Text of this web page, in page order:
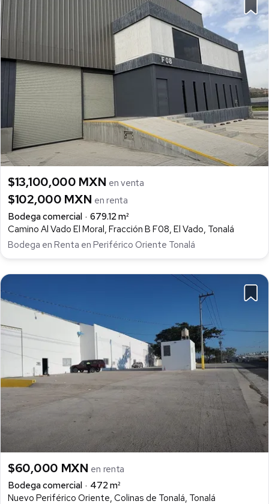
$13,100,000 MXN en venta
$102,000 MXN en renta
Bodega comercial
679.12 m²
Camino Al Vado El Moral, Fracción B F08, El Vado, Tonalá
Bodega en Renta en Periférico Oriente Tonalá
$60,000 MXN en renta
Bodega comercial
472 m²
Nuevo Periférico Oriente, Colinas de Tonalá, Tonalá